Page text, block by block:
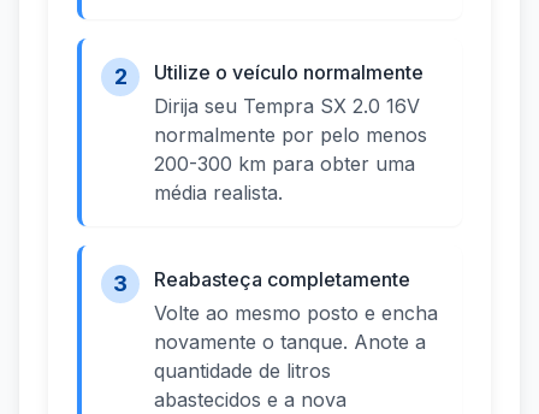
2
Utilize o veículo normalmente
Dirija seu Tempra SX 2.0 16V
normalmente por pelo menos
200-300 km para obter uma
média realista.
3
Reabasteça completamente
Volte ao mesmo posto e encha
novamente o tanque. Anote a
quantidade de litros
abastecidos e a nova